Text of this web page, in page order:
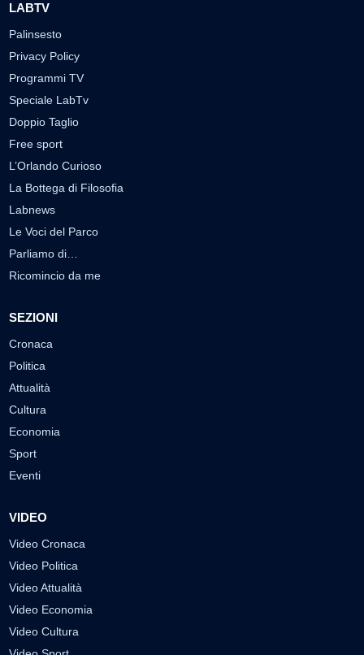
LABTV
Palinsesto
Privacy Policy
Programmi TV
Speciale LabTv
Doppio Taglio
Free sport
L’Orlando Curioso
La Bottega di Filosofia
Labnews
Le Voci del Parco
Parliamo di…
Ricomincio da me
SEZIONI
Cronaca
Politica
Attualità
Cultura
Economia
Sport
Eventi
VIDEO
Video Cronaca
Video Politica
Video Attualità
Video Economia
Video Cultura